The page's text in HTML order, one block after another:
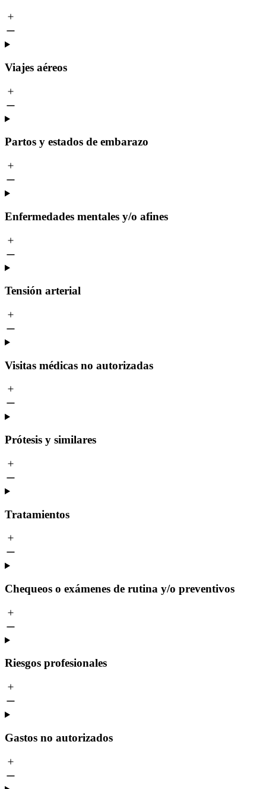
Viajes aéreos
Partos y estados de embarazo
Enfermedades mentales y/o afines
Tensión arterial
Visitas médicas no autorizadas
Prótesis y similares
Tratamientos
Chequeos o exámenes de rutina y/o preventivos
Riesgos profesionales
Gastos no autorizados